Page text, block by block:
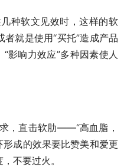
就是使用“买托”造成产品
影响力效应”多种因素使人
成的效果要比赞美和爱更
不要过火。